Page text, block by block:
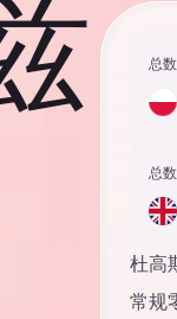
总数
总数
杜高
常规